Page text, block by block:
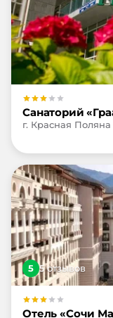
Санаторий
г. Красная Поляна
5 5отзывов
Отель «Сочи